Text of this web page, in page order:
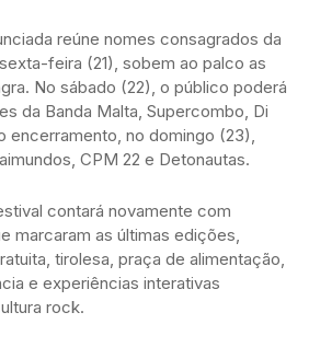
reúne nomes consagrados da
feira (21), sobem ao palco as
No sábado (22), o público poderá
da Banda Malta, Supercombo, Di
encerramento, no domingo (23),
CPM 22 e Detonautas.
contará novamente com
marcaram as últimas edições,
tirolesa, praça de alimentação,
e experiências interativas
rock.